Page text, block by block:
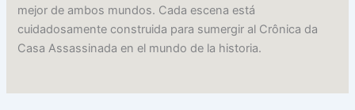
mejor de ambos mundos. Cada escena está
cuidadosamente construida para sumergir al Crônica da
Casa Assassinada en el mundo de la historia.